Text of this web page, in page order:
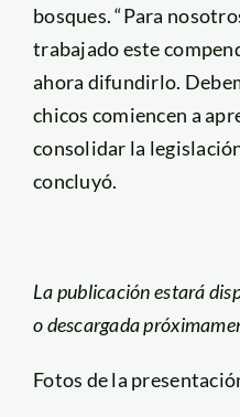
bosques. “Para
trabajado este
ahora difundirlo.
chicos comiencen a
consolidar la
concluyó.
La publicación estará
o descargada
Fotos de la